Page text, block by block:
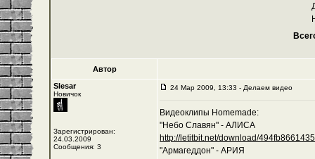
Автор
Slesar
Новичок
Зарегистрирован:
24.03.2009
Сообщения: 3
24 Мар 2009, 13:33 - Делаем видео
Видеоклипы Homemade:
"Небо Славян" - АЛИСА
http://letitbit.net/download/
"Армагеддон" - АРИЯ